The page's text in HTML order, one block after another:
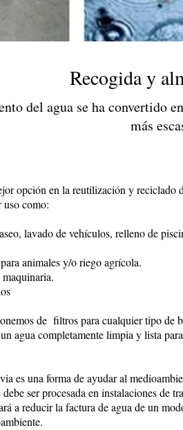
Recogida y
del agua se ha convertido
más
opción en la reutilización y reciclado
uso como:
lavado de vehículos, relleno de
animales y/o riego agrícola.
de filtros para cualquier tipo de
agua completamente limpia y lista
es una forma de ayudar al
ser procesada en instalaciones de
a reducir la factura de agua de un